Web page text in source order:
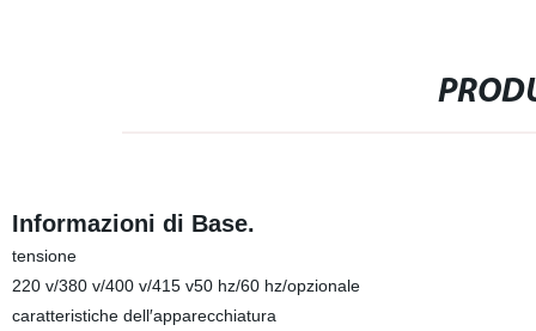
Informazioni di Base.
tensione
220 v/380 v/400 v/415 v50 hz/60 hz/opzionale
caratteristiche dell′apparecchiatura